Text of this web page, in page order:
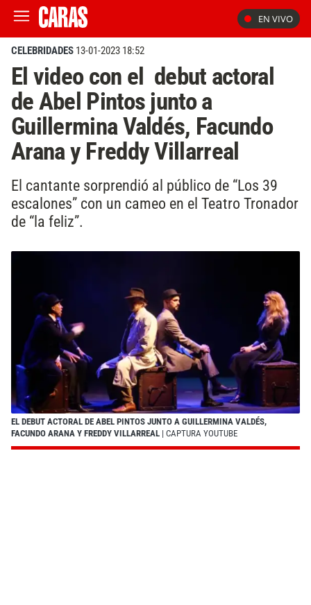
EN VIVO
CELEBRIDADES 13-01-2023 18:52
El video con el debut actoral
de Abel Pintos junto a
Guillermina Valdés, Facundo
Arana y Freddy Villarreal
El cantante sorprendió al público de “Los 39
escalones” con un cameo en el Teatro Tronador
de “la feliz”.
EL DEBUT ACTORAL DE ABEL PINTOS JUNTO A GUILLERMINA VALDÉS,
FACUNDO ARANA Y FREDDY VILLARREAL | CAPTURA YOUTUBE